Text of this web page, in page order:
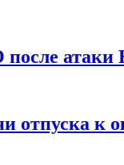
отпуска к